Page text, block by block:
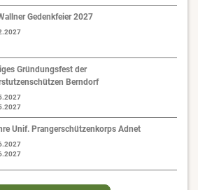
Gedenkfeier 2027
Gründungsfest der
Berndorf
Unif. Prangerschützenkorps Adnet